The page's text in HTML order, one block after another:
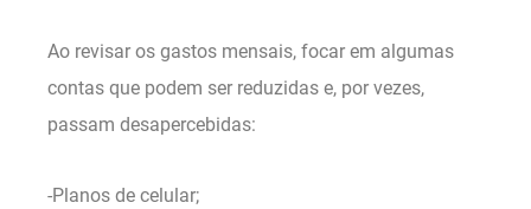
Ao revisar os gastos mensais, focar em algumas
contas que podem ser reduzidas e, por vezes,
passam desapercebidas:
-Planos de celular;